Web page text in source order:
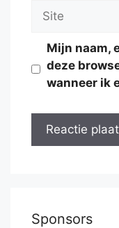
Site
Mijn naam,
deze
wanneer ik
Sponsors